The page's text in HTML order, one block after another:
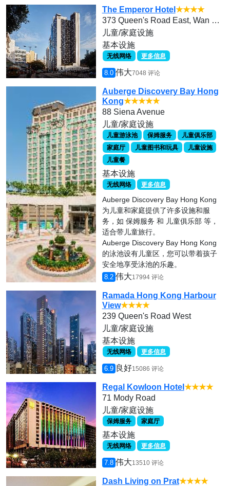
The Emperor Hotel ★★★★
373 Queen's Road East, Wan Chai, Hong Kong
儿童/家庭设施
基本设施
无线网络 更多信息
8.0 伟大7048 评论
Auberge Discovery Bay Hong
Kong★★★★★
88 Siena Avenue
儿童/家庭设施
儿童游泳池 保姆服务
儿童俱乐部
家庭厅
儿童图书和玩具
儿童设施
儿童餐
基本设施
无线网络 更多信息
Auberge Discovery Bay Hong Kong
为儿童和家庭提供了许多设施和服
务，如 保姆服务 和 儿童俱乐部 等，
适合带儿童旅行。
Auberge Discovery Bay Hong Kong
的泳池设有儿童区，您可以带着孩子
安全地享受泳池的乐趣。
8.2 伟大17994 评论
Ramada Hong Kong Harbour
View★★★★
239 Queen's Road West
儿童/家庭设施
基本设施
无线网络 更多信息
6.9 良好15086 评论
Regal Kowloon Hotel ★★★★
71 Mody Road
儿童/家庭设施
保姆服务 家庭厅
基本设施
无线网络 更多信息
7.8 伟大13510 评论
Dash Living on Prat★★★★